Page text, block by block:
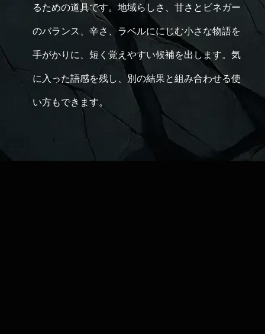
るための道具です。地域らしさ、甘さとビネガー
のバランス、辛さ、ラベルににじむ小さな物語を
手がかりに、短く覚えやすい候補を出します。気
に入った語感を残し、別の結果と組み合わせる使
い方もできます。